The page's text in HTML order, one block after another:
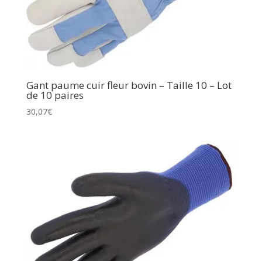
Gant paume cuir fleur bovin – Taille 10 – Lot
de 10 paires
30,07€